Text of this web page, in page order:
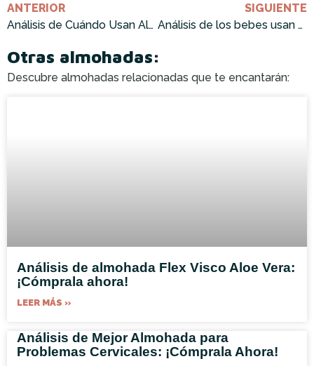
ANTERIOR
Análisis de Cuándo Usan Almohada los Bebés: ¡Cómprala Ahora!
SIGUIENTE
Análisis de los bebes usan almohada: ¡Cómprala ahora!
Otras almohadas:
Descubre almohadas relacionadas que te encantarán:
Análisis de almohada Flex Visco Aloe Vera:
¡Cómprala ahora!
LEER MÁS »
Análisis de Mejor Almohada para
Problemas Cervicales: ¡Cómprala Ahora!